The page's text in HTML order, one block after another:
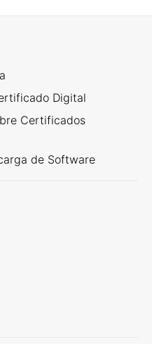
Digital
Certificados
de Software